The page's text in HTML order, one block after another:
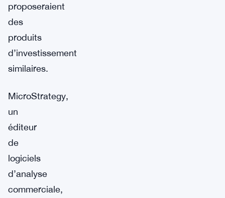
proposeraient
des
produits
d’investissement
similaires.
MicroStrategy,
un
éditeur
de
logiciels
d’analyse
commerciale,